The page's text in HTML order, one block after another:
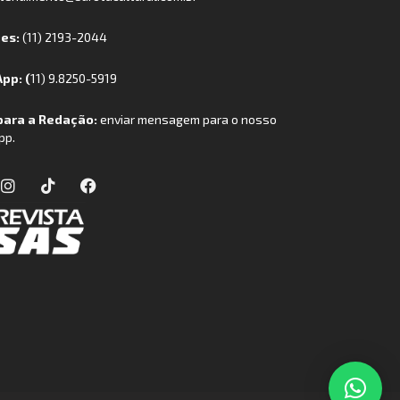
(11) 2193-2044
(11) 9.8250-5919
a Redação:enviar mensagem para o nosso